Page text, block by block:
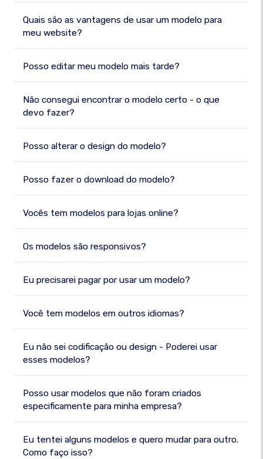
Quais são as vantagens de usar um modelo para
meu website?
Posso editar meu modelo mais tarde?
Não consegui encontrar o modelo certo - o que
devo fazer?
Posso alterar o design do modelo?
Posso fazer o download do modelo?
Vocês tem modelos para lojas online?
Os modelos são responsivos?
Eu precisarei pagar por usar um modelo?
Você tem modelos em outros idiomas?
Eu não sei codificação ou design - Poderei usar
esses modelos?
Posso usar modelos que não foram criados
especificamente para minha empresa?
Eu tentei alguns modelos e quero mudar para outro.
Como faço isso?